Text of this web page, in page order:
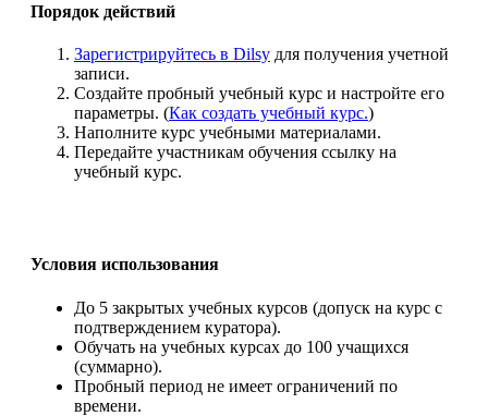
Порядок действий
Зарегистрируйтесь в Dilsy для получения учетной
записи.
Создайте пробный учебный курс и настройте его
параметры. (Как создать учебный курс.)
Наполните курс учебными материалами.
Передайте участникам обучения ссылку на
учебный курс.
Условия использования
До 5 закрытых учебных курсов (допуск на курс с
подтверждением куратора).
Обучать на учебных курсах до 100 учащихся
(cуммарно).
Пробный период не имеет ограничений по
времени.